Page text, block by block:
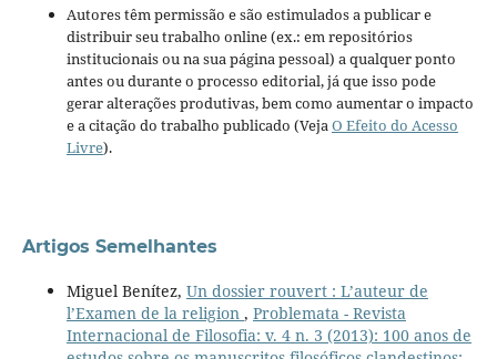
Autores têm permissão e são estimulados a publicar e
distribuir seu trabalho online (ex.: em repositórios
institucionais ou na sua página pessoal) a qualquer ponto
antes ou durante o processo editorial, já que isso pode
gerar alterações produtivas, bem como aumentar o impacto
e a citação do trabalho publicado (Veja O Efeito do Acesso
Livre).
Artigos Semelhantes
Miguel Benítez, Un dossier rouvert : L’auteur de
l’Examen de la religion , Problemata - Revista
Internacional de Filosofia: v. 4 n. 3 (2013): 100 anos de